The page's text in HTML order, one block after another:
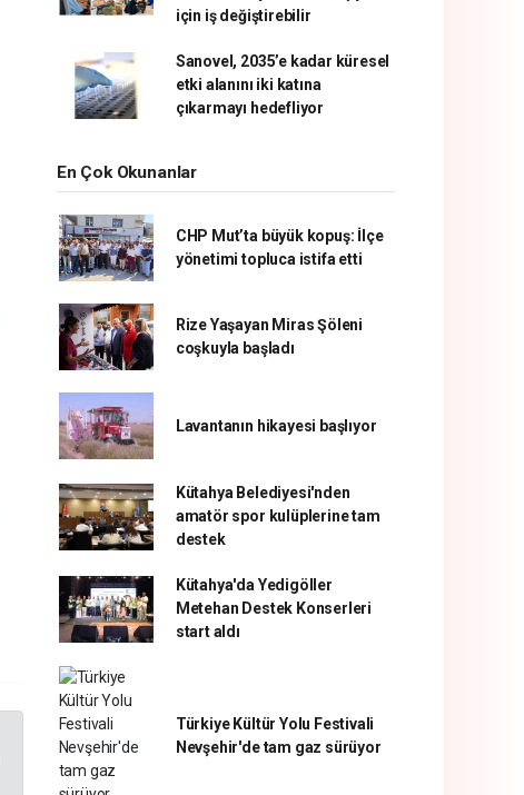
için iş değiştirebilir
Sanovel, 2035’e kadar küresel
etki alanını iki katına
çıkarmayı hedefliyor
En Çok Okunanlar
CHP Mut’ta büyük kopuş: İlçe
yönetimi topluca istifa etti
Rize Yaşayan Miras Şöleni
coşkuyla başladı
Lavantanın hikayesi başlıyor
Kütahya Belediyesi'nden
amatör spor kulüplerine tam
destek
Kütahya'da Yedigöller
Metehan Destek Konserleri
start aldı
Türkiye Kültür Yolu Festivali
Nevşehir'de tam gaz sürüyor